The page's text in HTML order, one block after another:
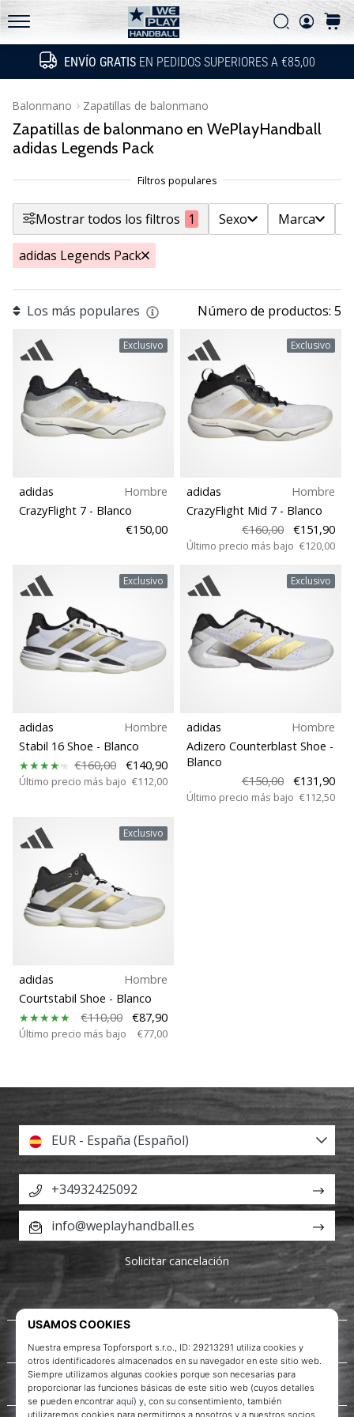
ENVÍO GRATIS EN PEDIDOS SUPERIORES A €85,00
WePlayHandball.es
Buscar
Buscar
las
actualizaciones
técnicas
si…
15. 5. 2026
PUMA
Accelerate
NITRO
SQD
5
¡Conoce
nuevas
zapatillas
de
balonmano
PUMA
Accelerate
5!
Descubre
25. 11. 2024
•
2 min. de lectura
embajador
Weplayhandball!
¿Te
consideras
jugón?
¡Te
queremos
nuestro
equipo!
Mostrar
todos
los
artículos
Balonmano Zapatillas de balonmano
Zapatillas de balonmano en WePlayHandball
adidas Legends Pack
Mostrar todos los filtros 1 Sexo Marca
Filtr
Sexo
Marca
Precio
Tallas de zapatillas
Color
Modelo
Colección
Mostrar productos
adidas Legends Pack
Los más populares Número de productos: 5
Exclusivo
adidas
Hombre
CrazyFlight 7 - Blanco
€150,00
Exclusivo
adidas
Hombre
CrazyFlight Mid 7 - Blanco
€160,00
€151,90
Último precio más bajo €120,00
Exclusivo
adidas
Hombre
Stabil 16 Shoe - Blanco
€160,00
€140,90
Último precio más bajo €112,00
Exclusivo
adidas
Hombre
Adizero Counterblast Shoe -
Blanco
€150,00
€131,90
Último precio más bajo €112,50
Exclusivo
adidas
Hombre
Courtstabil Shoe - Blanco
€110,00
€87,90
Último precio más bajo €77,00
Acerca de nosotros
Servicio al cliente
EUR - España (Español)
+34932425092
info@weplayhandball.es
Solicitar cancelación